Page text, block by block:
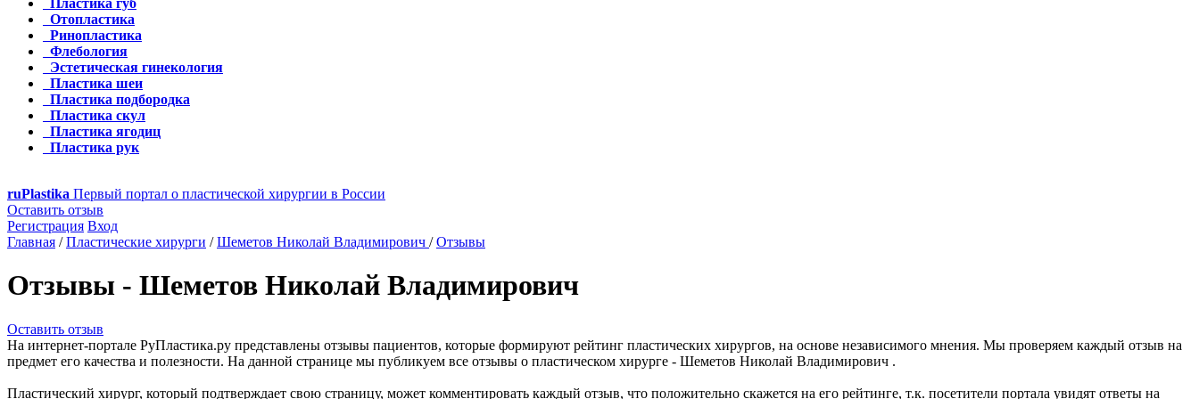
Пластика губ
Отопластика
Ринопластика
Флебология
Эстетическая гинекология
Пластика шеи
Пластика подбородка
Пластика скул
Пластика ягодиц
Пластика рук
ruPlastika Первый портал о пластической хирургии в России
Оставить отзыв
Регистрация Вход
Главная / Пластические хирурги / Шеметов Николай Владимирович / Отзывы
Отзывы - Шеметов Николай Владимирович
Оставить отзыв
На интернет-портале РуПластика.ру представлены отзывы пациентов, которые формируют рейтинг пластических хирургов, на основе независимого мнения. Мы проверяем каждый отзыв на
предмет его качества и полезности. На данной странице мы публикуем все отзывы о пластическом хирурге - Шеметов Николай Владимирович .
Пластический хирург, который подтверждает свою страницу, может комментировать каждый отзыв, что положительно скажется на его рейтинге, т.к. посетители портала увидят ответы на